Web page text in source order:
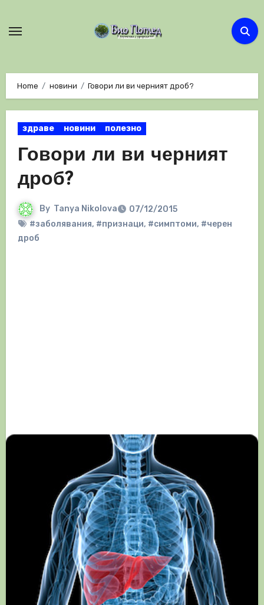
Home новини Говори ли ви черният дроб?
здраве новини полезно
Говори ли ви черният
дроб?
By Tanya Nikolova
07/12/2015
#заболявания, #признаци, #симптоми, #черен
дроб